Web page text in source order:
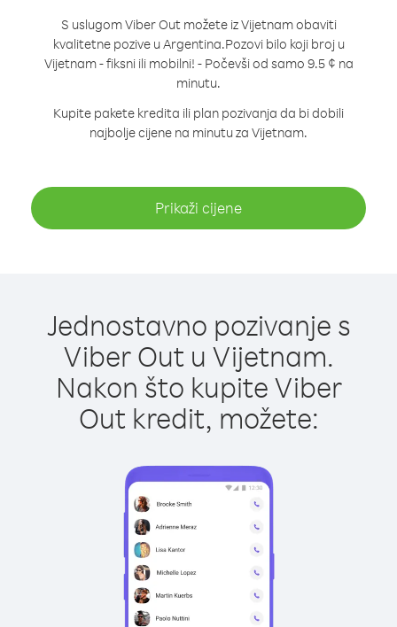
S uslugom Viber Out možete iz Vijetnam obaviti
kvalitetne pozive u Argentina.Pozovi bilo koji broj u
Vijetnam - fiksni ili mobilni! - Počevši od samo 9.5 ¢ na
minutu.
Kupite pakete kredita ili plan pozivanja da bi dobili
najbolje cijene na minutu za Vijetnam.
Prikaži cijene
Jednostavno pozivanje s
Viber Out u Vijetnam.
Nakon što kupite Viber
Out kredit, možete: